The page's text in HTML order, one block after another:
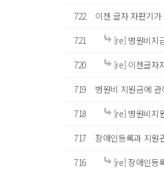
722
이젠 글자 자판기
721
[re] 병원비지
720
[re] 이젠글자
719
병원비 지원금에 관
718
[re] 병원비지
717
장애인등록과 지원
716
[re] 장애인등